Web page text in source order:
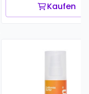
Kaufen